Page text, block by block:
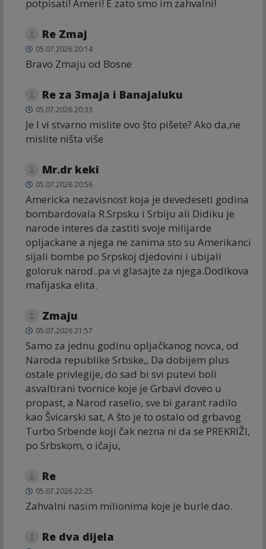
potpisati! Ameri! E zato smo im zahvalni!
Re Zmaj
05.07.2026 20:14
Bravo Zmaju od Bosne
Re za 3maja i Banajaluku
05.07.2026 20:33
Je l vi stvarno mislite ovo što pišete? Ako da,ne
mislite ništa više
Mr.dr keki
05.07.2026 20:56
Americka nezavisnost koja je devedeseti godina
bombardovala R.Srpsku i Srbiju ali Didiku je
narode interes da zastiti svoje milijarde
opljackane a njega ne zanima sto su Amerikanci
sijali bombe po Srpskoj djedovini i ubijali
goloruk narod..pa vi glasajte za njega.Dodikova
mafijaska elita.
Zmaju
05.07.2026 21:57
Samo za jednu godinu opljačkanog novca, od
Naroda republike Srbske,, Da dobijem plus
ostale privlegije, do sad bi svi putevi boli
asvaltirani tvornice koje je Grbavi doveo u
propast, a Narod raselio, sve bi garant radilo
kao Švicarski sat, A što je to ostalo od grbavog
Turbo Srbende koji čak nezna ni da se PREKRIŽI,
po Srbskom, o ičaju,
Re
05.07.2026 22:25
Zahvalni nasim milionima koje je burle dao.
Re dva dijela